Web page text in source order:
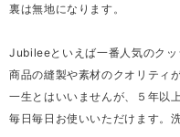
裏は無地になります。
Jubileeといえば一番人気のクッ
商品の縫製や素材のクオリティが
一生とはいいませんが、５年以
毎日毎日お使いいただけます。